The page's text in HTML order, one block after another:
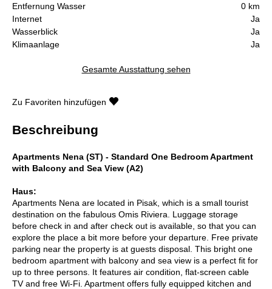
Entfernung Wasser
0 km
Internet
Ja
Wasserblick
Ja
Klimaanlage
Ja
Gesamte Ausstattung sehen
Zu Favoriten hinzufügen
Beschreibung
Apartments Nena (ST) - Standard One Bedroom Apartment
with Balcony and Sea View (A2)
Haus:
Apartments Nena are located in Pisak, which is a small tourist
destination on the fabulous Omis Riviera. Luggage storage
before check in and after check out is available, so that you can
explore the place a bit more before your departure. Free private
parking near the property is at guests disposal. This bright one
bedroom apartment with balcony and sea view is a perfect fit for
up to three persons. It features air condition, flat-screen cable
TV and free Wi-Fi. Apartment offers fully equipped kitchen and